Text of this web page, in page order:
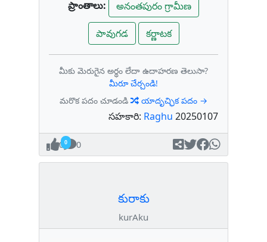
ప్రాంతాలు: అనంతపురం గ్రామీణ
పావుగడ కర్ణాటక
మీకు మెరుగైన అర్థం లేదా ఉదాహరణ తెలుసా?
మీరూ చేర్చండి!
మరొక పదం చూడండి
యాదృచ్ఛిక పదం →
సహకారి: Raghu 20250107
0 0
కురాకు
kurAku